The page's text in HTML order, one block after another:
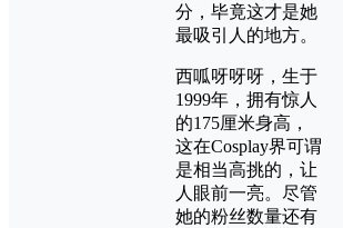
分，毕竟这才是她
最吸引人的地方。
西呱呀呀呀，生于
1999年，拥有惊人
的175厘米身高，
这在Cosplay界可谓
是相当高挑的，让
人眼前一亮。尽管
她的粉丝数量还有